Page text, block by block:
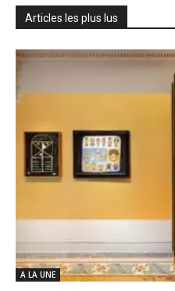
Articles les plus lus
A LA UNE